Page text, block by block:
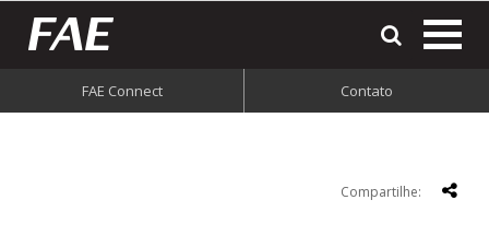
FAE Connect Contato
Compartilhe: